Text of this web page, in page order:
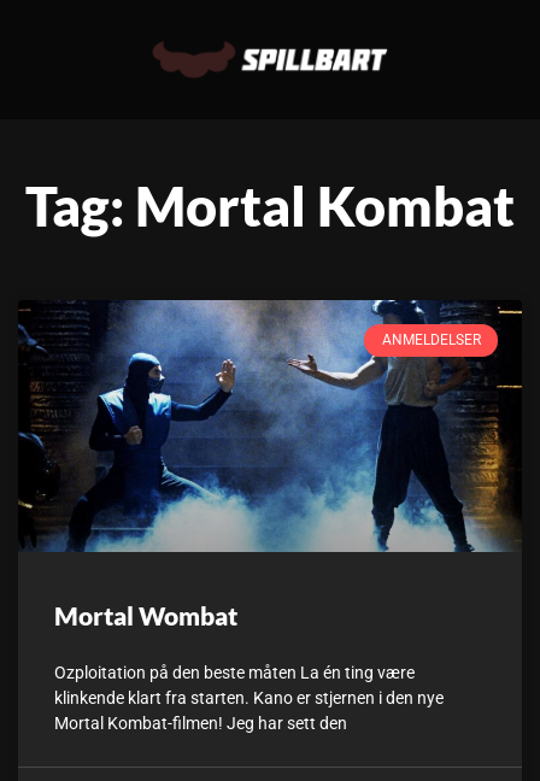
Tag: Mortal Kombat
ANMELDELSER
Mortal Wombat
Ozploitation på den beste måten La én ting være
klinkende klart fra starten. Kano er stjernen i den nye
Mortal Kombat-filmen! Jeg har sett den